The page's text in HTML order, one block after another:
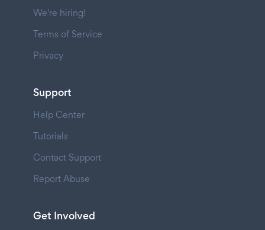
We're hiring!
Terms of Service
Privacy
Support
Help Center
Tutorials
Contact Support
Report Abuse
Get Involved